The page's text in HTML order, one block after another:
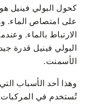
كحول البولي فينيل
على امتصاص الماء.
الارتباط بالماء.
البولي فينيل قدرة
الأسمنت.
وهذا أحد الأسباب
تُستخدم في المركبات